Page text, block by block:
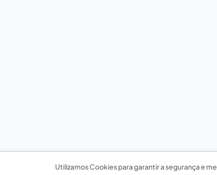
Utilizamos Cookies para garantir a segurança e